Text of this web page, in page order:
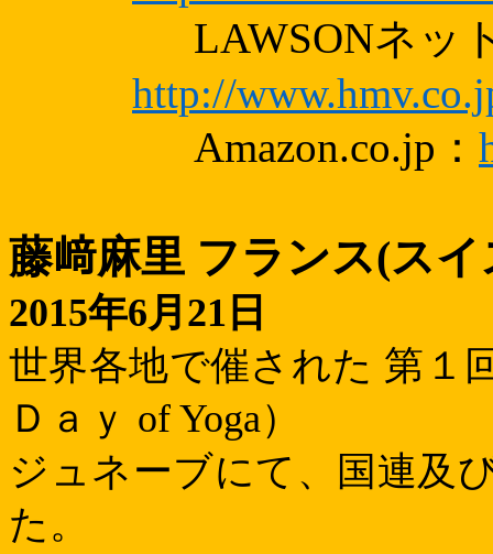
LAWSONネッ
http://
Amazon.co.jp ：
藤﨑麻里 フランス(スイ
2015年6月 21 日
世界各地で催された 第１
Ｄａｙ of Yoga）
ジュネーブにて、国連及
た。